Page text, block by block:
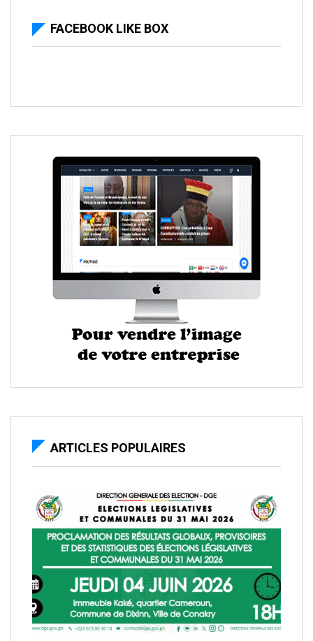
FACEBOOK LIKE BOX
ARTICLES POPULAIRES